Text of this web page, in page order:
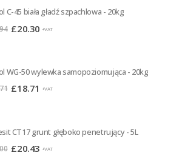
C-45 biała gładź szpachlowa - 20kg
Pierwotna
£21.94.
£20.30 Aktualna
£20.30.
+VAT
WG-50 wylewka samopoziomująca - 20kg
Pierwotna
£21.71.
£18.71 Aktualna
£18.71.
+VAT
CT17 grunt głęboko penetrujący - 5L
Pierwotna
£20.43 Aktualna
+VAT